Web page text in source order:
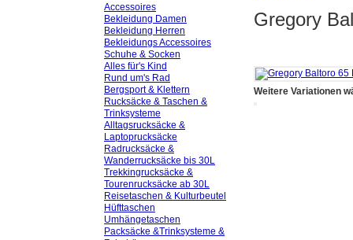
Gregory
Weitere Variationen
Accessoires
Bekleidung Damen
Bekleidung Herren
Bekleidungs Accessoires
Schuhe & Socken
Alles für's Kind
Rund um's Rad
Bergsport & Klettern
Rucksäcke & Taschen &
Trinksysteme
Alltagsrucksäcke &
Laptoprucksäcke
Radrucksäcke &
Wanderrucksäcke bis 30L
Trekkingrucksäcke &
Tourenrucksäcke ab 30L
Reisetaschen & Kulturbeutel
Hüfttaschen
Umhängetaschen
Packsäcke &Trinksysteme &